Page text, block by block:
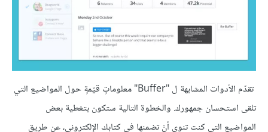
تقدّم الأدوات المشابهة ل "Buffer" معلوماتٍ قيّمةٍ حول المواضيع التي
تلقى استحسان جمهورك. والخطوة التالية ستكون بتغطية بعض
المواضيع التي كنت تنوي أنْ تضمنها في كتابك الإلكتروني، عن طريق